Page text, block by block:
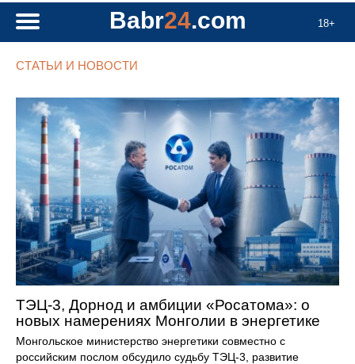
18+
Babr24.com
СТАТЬИ И НОВОСТИ
ТЭЦ-3, Дорнод и амбиции «Росатома»: о
новых намерениях Монголии в энергетике
Монгольское министерство энергетики совместно с
российским послом обсудило судьбу ТЭЦ‑3, развитие